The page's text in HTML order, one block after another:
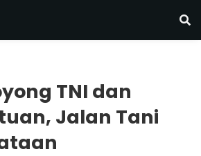
TNI dan
Jalan Tani